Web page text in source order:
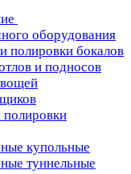
оборудования
полировки бокалов
и подносов
купольные
туннельные